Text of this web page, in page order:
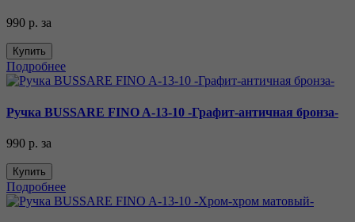
990 р. за
Купить
Подробнее
Ручка BUSSARE FINO A-13-10 -Графит-античная бронза-
990 р. за
Купить
Подробнее